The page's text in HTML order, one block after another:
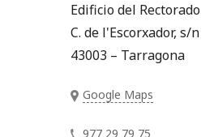
Edificio del Rectorado
C. de l'Escorxador, s/n
43003 – Tarragona
Google Maps
977 29 79 75